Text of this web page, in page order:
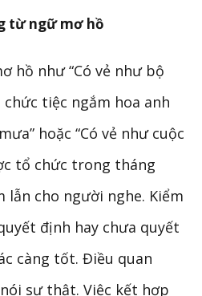
từ ngữ mơ hồ
hồ như “Có vẻ như bộ
tiệc ngắm hoa anh
hoặc “Có vẻ như cuộc
tổ chức trong tháng
lẫn cho người nghe. Kiểm
định hay chưa quyết
càng tốt. Điều quan
sự thật. Việc kết hợp